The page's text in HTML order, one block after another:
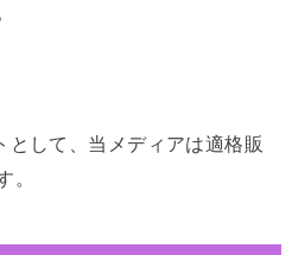
して、当メディアは適格販
。